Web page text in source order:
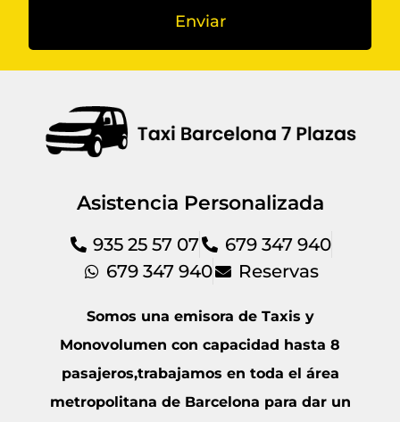
Enviar
Asistencia Personalizada
935 25 57 07
679 347 940
679 347 940
Reservas
Somos una emisora de Taxis y
Monovolumen con capacidad hasta 8
pasajeros,trabajamos en toda el área
metropolitana de Barcelona para dar un